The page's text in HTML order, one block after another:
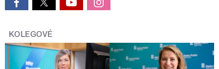
KOLEGOVÉ